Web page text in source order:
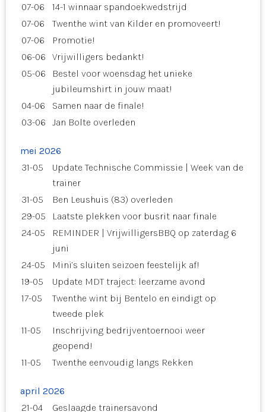
07-06
14-1 winnaar spandoekwedstrijd
07-06
Twenthe wint van Kilder en promoveert!
07-06
Promotie!
06-06
Vrijwilligers bedankt!
05-06
Bestel voor woensdag het unieke
jubileumshirt in jouw maat!
04-06
Samen naar de finale!
03-06
Jan Bolte overleden
mei 2026
31-05
Update Technische Commissie | Week van de
trainer
31-05
Ben Leushuis (83) overleden
29-05
Laatste plekken voor busrit naar finale
24-05
REMINDER | VrijwilligersBBQ op zaterdag 6
juni
24-05
Mini’s sluiten seizoen feestelijk af!
19-05
Update MDT traject: leerzame avond
17-05
Twenthe wint bij Bentelo en eindigt op
tweede plek
11-05
Inschrijving bedrijventoernooi weer
geopend!
11-05
Twenthe eenvoudig langs Rekken
april 2026
21-04
Geslaagde trainersavond